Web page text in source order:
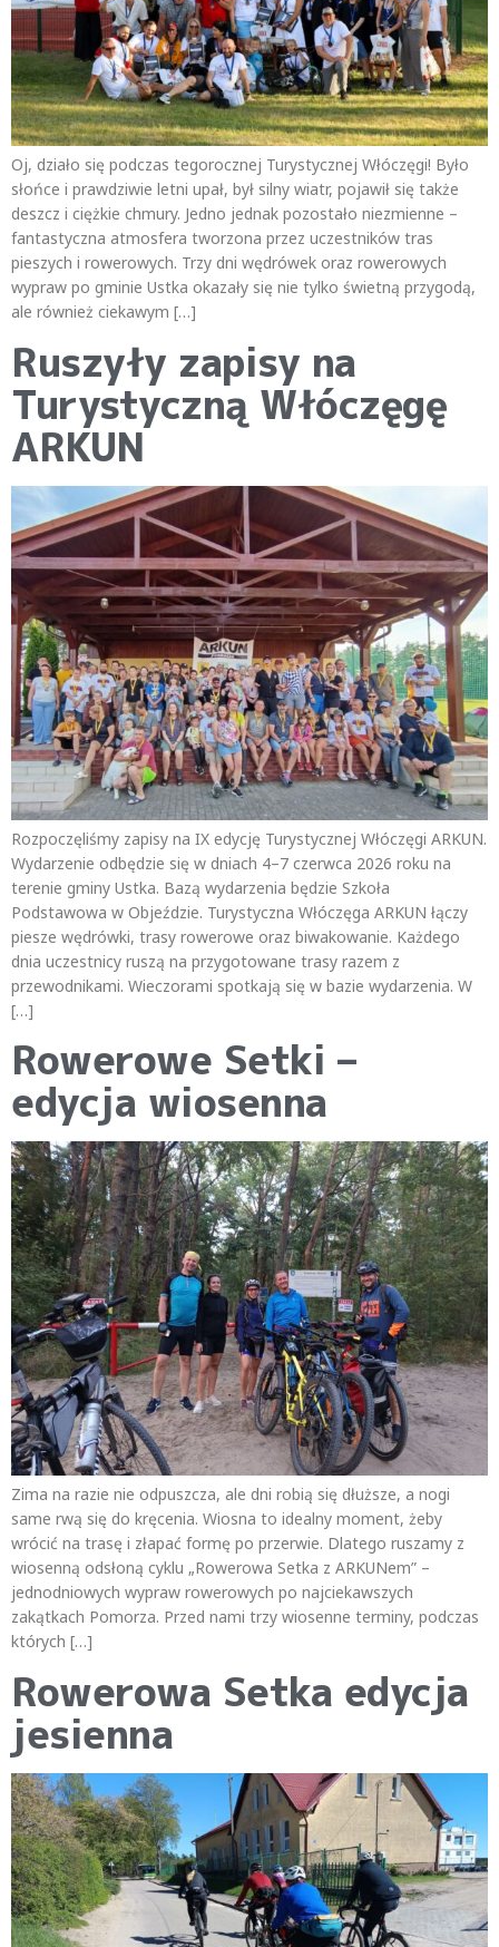
Oj, działo się podczas tegorocznej Turystycznej Włóczęgi! Było
słońce i prawdziwie letni upał, był silny wiatr, pojawił się także
deszcz i ciężkie chmury. Jedno jednak pozostało niezmienne –
fantastyczna atmosfera tworzona przez uczestników tras
pieszych i rowerowych. Trzy dni wędrówek oraz rowerowych
wypraw po gminie Ustka okazały się nie tylko świetną przygodą,
ale również ciekawym […]
Ruszyły zapisy na
Turystyczną Włóczęgę
ARKUN
Rozpoczęliśmy zapisy na IX edycję Turystycznej Włóczęgi ARKUN.
Wydarzenie odbędzie się w dniach 4–7 czerwca 2026 roku na
terenie gminy Ustka. Bazą wydarzenia będzie Szkoła
Podstawowa w Objeździe. Turystyczna Włóczęga ARKUN łączy
piesze wędrówki, trasy rowerowe oraz biwakowanie. Każdego
dnia uczestnicy ruszą na przygotowane trasy razem z
przewodnikami. Wieczorami spotkają się w bazie wydarzenia. W
[…]
Rowerowe Setki –
edycja wiosenna
Zima na razie nie odpuszcza, ale dni robią się dłuższe, a nogi
same rwą się do kręcenia. Wiosna to idealny moment, żeby
wrócić na trasę i złapać formę po przerwie. Dlatego ruszamy z
wiosenną odsłoną cyklu „Rowerowa Setka z ARKUNem” –
jednodniowych wypraw rowerowych po najciekawszych
zakątkach Pomorza. Przed nami trzy wiosenne terminy, podczas
których […]
Rowerowa Setka edycja
jesienna